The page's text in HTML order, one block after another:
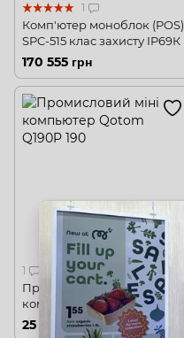
1
Комп'ютер моноблок (POS)
SPC-515 клас захисту IP69К
170 555 грн
1
Промисловий міні
компьютер Qotom Q190P
25 251 грн